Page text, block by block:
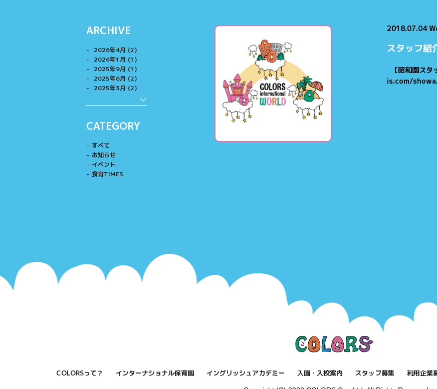
ARCHIVE
2026年4月 (2)
2026年1月 (1)
2025年9月 (1)
2025年6月 (2)
2025年3月 (2)
CATEGORY
すべて
お知らせ
イベント
食育TIMES
2018.07.04
スタッフ紹
【昭和園ス
is.com/
COLORSって？ インターナショナル保育園 イングリッシュアカデミー 入園・入校案内 スタッフ募集 利用企業